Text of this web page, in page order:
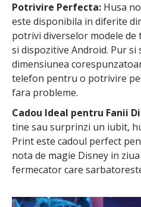
Potrivire Perfecta: Husa
este disponibila in diferite
potrivi diverselor modele de
si dispozitive Android. Pur si
dimensiunea
telefon pentru o potrivire
fara probleme.
Cadou Ideal pentru Fanii
tine sau surprinzi un iubit,
Print este cadoul perfect
nota de magie Disney in
fermecator care